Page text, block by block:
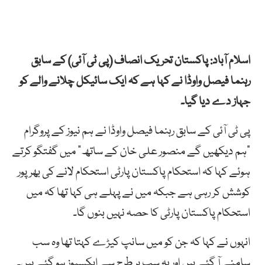
اسلام آباد: پاکستان تحریک انصاف (پی ٹی آئی) کے سابق
رہنما فیصل واوڈا نے کہا ہے کہ ایک سائیکل چلانے والے کو
جہاز دے دیا گیا۔
پی ٹی آئی کے سابق رہنما فیصل واوڈا نے ہم نیوز کے پروگرام
“ہم دیکھیں گے منصور علی خان کے ساتھ” میں گفتگو کرتے
ہوئے کہا کہ استحکام پاکستان پارٹی استحکام لانے کی بھرپور
کوشش کر رہی ہے جبکہ میں نے پہلے ہی کہا تھا کہ میں
استحکام پاکستان پارٹی کا حصہ نہیں بنوں گا۔
انہوں نے کہا کہ جن کو میں سانپ کیڑے کہتا تھا وہ سب